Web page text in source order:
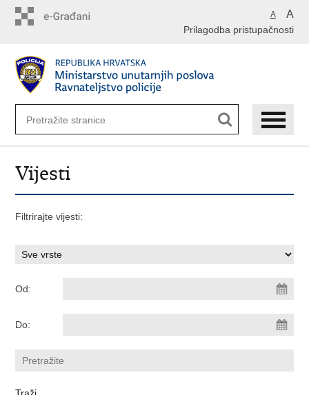
A A
Prilagodba pristupačnosti
Vijesti
Filtrirajte vijesti:
Od:
Do: